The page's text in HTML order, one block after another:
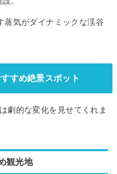
蒸気がダイナミックな渓谷
すめ絶景スポット
劇的な変化を見せてくれま
観光地